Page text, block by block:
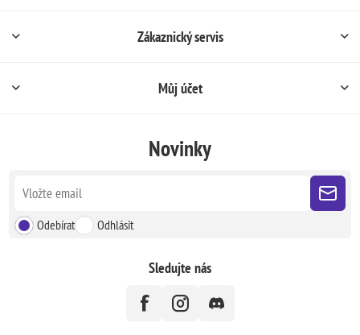
Zákaznický servis
Můj účet
Novinky
Odebírat Odhlásit
Sledujte nás